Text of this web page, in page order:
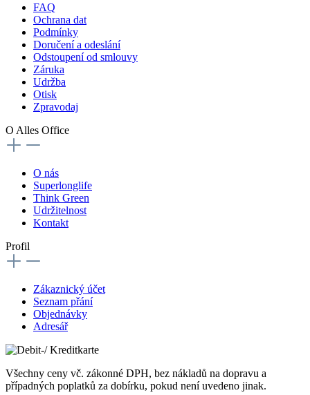
FAQ
Ochrana dat
Podmínky
Doručení a odeslání
Odstoupení od smlouvy
Záruka
Udržba
Otisk
Zpravodaj
O Alles Office
O nás
Superlonglife
Think Green
Udržitelnost
Kontakt
Profil
Zákaznický účet
Seznam přání
Objednávky
Adresář
Všechny ceny vč. zákonné DPH, bez nákladů na dopravu a
případných poplatků za dobírku, pokud není uvedeno jinak.